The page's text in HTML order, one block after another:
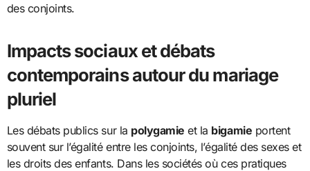
des conjoints.
Impacts sociaux et débats
contemporains autour du mariage
pluriel
Les débats publics sur la polygamie et la bigamie portent
souvent sur l’égalité entre les conjoints, l’égalité des sexes et
les droits des enfants. Dans les sociétés où ces pratiques